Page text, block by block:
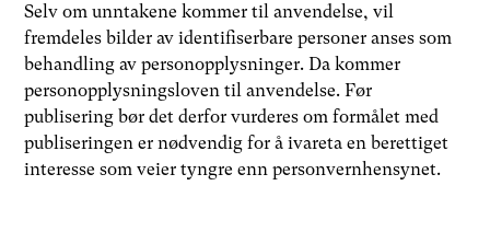
Selv om unntakene kommer til anvendelse, vil
fremdeles bilder av identifiserbare personer anses som
behandling av personopplysninger. Da kommer
personopplysningsloven til anvendelse. Før
publisering bør det derfor vurderes om formålet med
publiseringen er nødvendig for å ivareta en berettiget
interesse som veier tyngre enn personvernhensynet.